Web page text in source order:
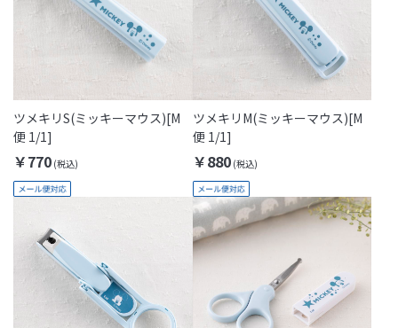
ツメキリS(ミッキーマウス)[M
便 1/1]
￥770
ツメキリM(ミッキーマウス)[M
便 1/1]
￥880